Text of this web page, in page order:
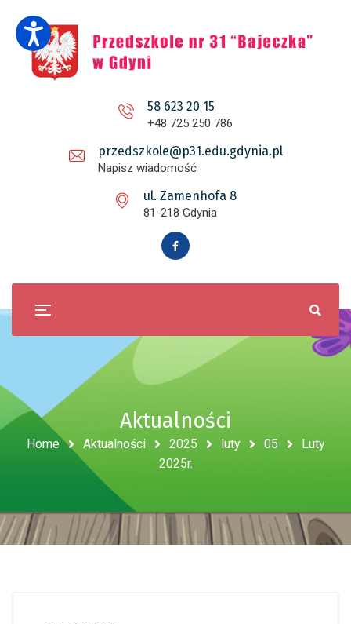
58 623 20 15
+48 725 250 786
przedszkole@p31.edu.gdynia.pl
Napisz wiadomość
ul. Zamenhofa 8
81-218 Gdynia
Aktualności
Home Aktualności 2025 luty 05
Luty
2025r.